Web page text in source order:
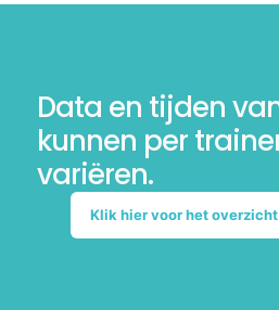
Data en tijden
kunnen per
variëren.
Klik hier voor het